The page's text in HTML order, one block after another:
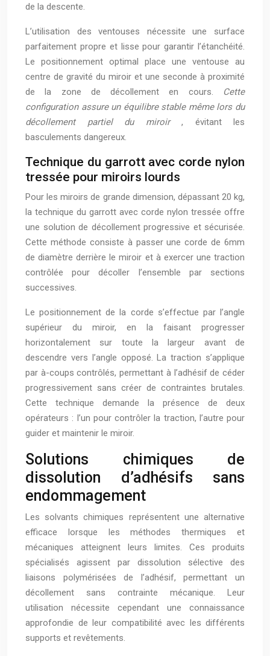
de la descente.
L’utilisation des ventouses nécessite une surface
parfaitement propre et lisse pour garantir l’étanchéité.
Le positionnement optimal place une ventouse au
centre de gravité du miroir et une seconde à proximité
de la zone de décollement en cours.
Cette
configuration assure un équilibre stable même lors du
décollement partiel du miroir , évitant les
basculements dangereux.
Technique du garrott avec corde nylon
tressée pour miroirs lourds
Pour les miroirs de grande dimension, dépassant 20 kg,
la technique du garrott avec corde nylon tressée offre
une solution de décollement progressive et sécurisée.
Cette méthode consiste à passer une corde de 6mm
de diamètre derrière le miroir et à exercer une traction
contrôlée pour décoller l’ensemble par sections
successives.
Le positionnement de la corde s’effectue par l’angle
supérieur du miroir, en la faisant progresser
horizontalement sur toute la largeur avant de
descendre vers l’angle opposé. La traction s’applique
par à-coups contrôlés, permettant à l’adhésif de céder
progressivement sans créer de contraintes brutales.
Cette technique demande la présence de deux
opérateurs : l’un pour contrôler la traction, l’autre pour
guider et maintenir le miroir.
Solutions chimiques de
dissolution d’adhésifs sans
endommagement
Les solvants chimiques représentent une alternative
efficace lorsque les méthodes thermiques et
mécaniques atteignent leurs limites. Ces produits
spécialisés agissent par dissolution sélective des
liaisons polymérisées de l’adhésif, permettant un
décollement sans contrainte mécanique. Leur
utilisation nécessite cependant une connaissance
approfondie de leur compatibilité avec les différents
supports et revêtements.